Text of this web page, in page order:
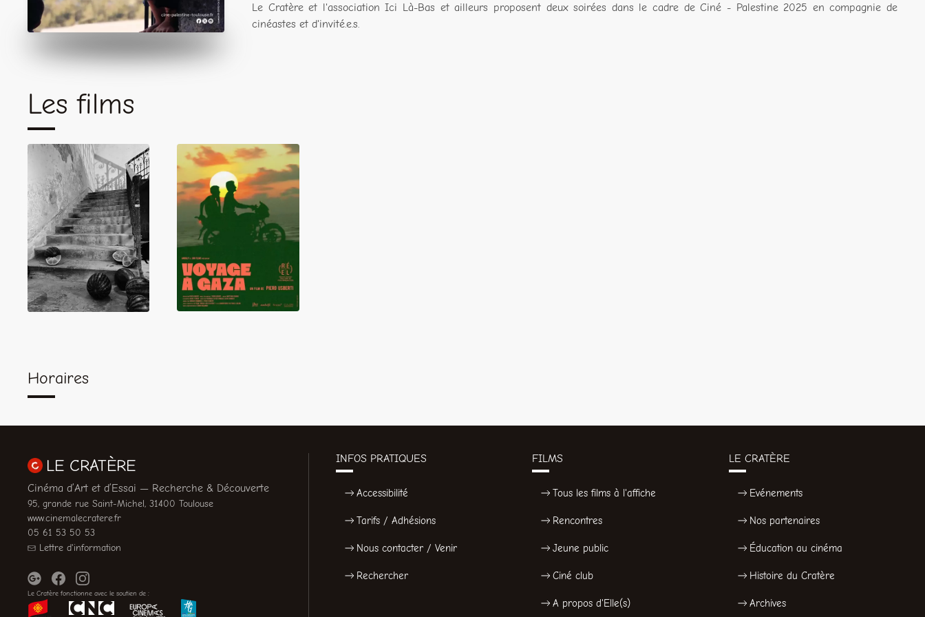
Le Cratère et l'association Ici Là-Bas et ailleurs proposent deux soirées dans le cadre de Ciné - Palestine 2025 en compagnie de
cinéastes et d'invité.e.s.
Les films
Familiar
Phantoms
Voyage à Gaza
Horaires
LE CRATÈRE
Cinéma d’Art et d’Essai — Recherche & Découverte
95, grande rue Saint-Michel, 31400 Toulouse
www.cinemalecratere.fr
05 61 53 50 53
Lettre d'information
Le Cratère fonctionne avec le soutien de :
INFOS PRATIQUES
Accessibilité
Tarifs / Adhésions
Nous contacter / Venir
Rechercher
FILMS
Tous les films à l'affiche
Rencontres
Jeune public
Ciné club
A propos d'Elle(s)
LE CRATÈRE
Evénements
Nos partenaires
Éducation au cinéma
Histoire du Cratère
Archives